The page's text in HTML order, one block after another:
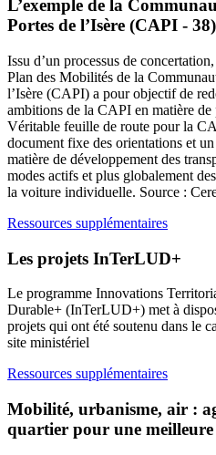
L’exemple de la
Portes de l’Isère (CAPI - 38)
Issu d’un processus de
Plan des Mobilités de la
l’Isère (CAPI) a pour objectif de
ambitions de la CAPI en matière de
Véritable feuille de route pour la
document fixe des orientations et
matière de développement des
modes actifs et plus globalement
la voiture individuelle. Source :
Ressources supplémentaires
Les projets InTerLUD+
Le programme Innovations
Durable+ (InTerLUD+) met à
projets qui ont été soutenu dans le
site ministériel
Ressources supplémentaires
Mobilité, urbanisme, air :
quartier pour une